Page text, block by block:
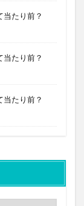
たり前？
たり前？
たり前？